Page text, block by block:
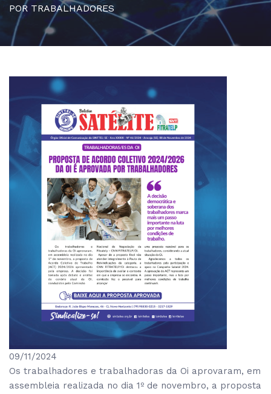
POR TRABALHADORES
09/11/2024
Os trabalhadores e trabalhadoras da Oi aprovaram, em
assembleia realizada no dia 1º de novembro, a proposta